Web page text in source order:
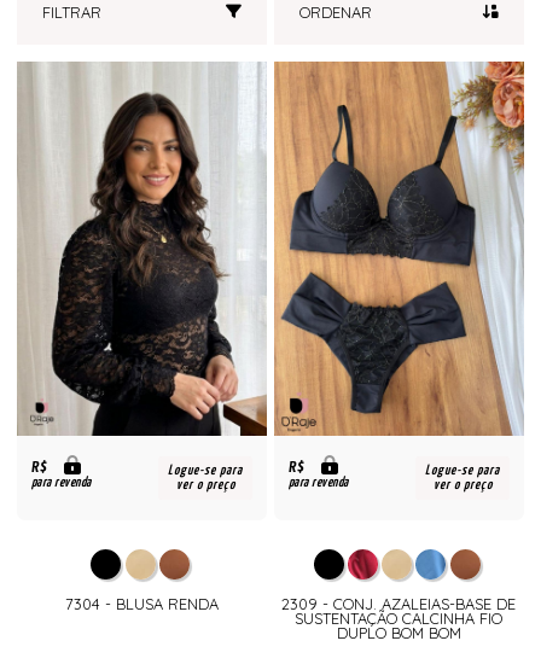
FILTRAR ORDENAR
R$
para revenda
Logue-se para
ver o preço
7304 - BLUSA RENDA
R$
para revenda
Logue-se para
ver o preço
2309 - CONJ. AZALEIAS-BASE DE
SUSTENTAÇÃO CALCINHA FIO
DUPLO BOM BOM